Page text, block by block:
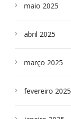
maio 2025
abril 2025
março 2025
fevereiro 2025